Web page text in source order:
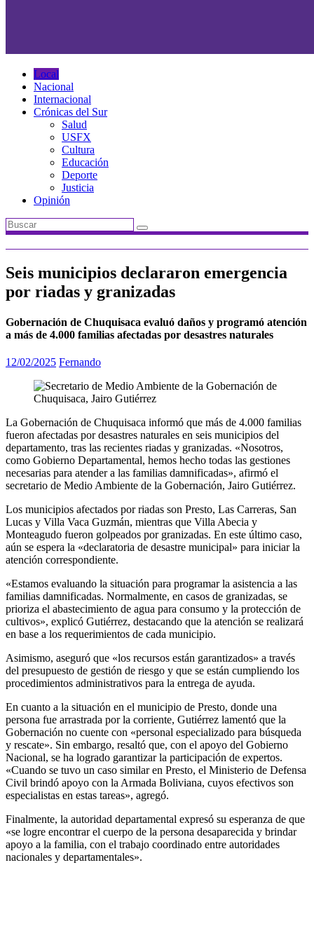
Local
Nacional
Internacional
Crónicas del Sur
Salud
USFX
Cultura
Educación
Deporte
Justicia
Opinión
Seis municipios declararon emergencia
por riadas y granizadas
Gobernación de Chuquisaca evaluó daños y programó atención
a más de 4.000 familias afectadas por desastres naturales
12/02/2025 Fernando
La Gobernación de Chuquisaca informó que más de 4.000 familias
fueron afectadas por desastres naturales en seis municipios del
departamento, tras las recientes riadas y granizadas. «Nosotros,
como Gobierno Departamental, hemos hecho todas las gestiones
necesarias para atender a las familias damnificadas», afirmó el
secretario de Medio Ambiente de la Gobernación, Jairo Gutiérrez.
Los municipios afectados por riadas son Presto, Las Carreras, San
Lucas y Villa Vaca Guzmán, mientras que Villa Abecia y
Monteagudo fueron golpeados por granizadas. En este último caso,
aún se espera la «declaratoria de desastre municipal» para iniciar la
atención correspondiente.
«Estamos evaluando la situación para programar la asistencia a las
familias damnificadas. Normalmente, en casos de granizadas, se
prioriza el abastecimiento de agua para consumo y la protección de
cultivos», explicó Gutiérrez, destacando que la atención se realizará
en base a los requerimientos de cada municipio.
Asimismo, aseguró que «los recursos están garantizados» a través
del presupuesto de gestión de riesgo y que se están cumpliendo los
procedimientos administrativos para la entrega de ayuda.
En cuanto a la situación en el municipio de Presto, donde una
persona fue arrastrada por la corriente, Gutiérrez lamentó que la
Gobernación no cuente con «personal especializado para búsqueda
y rescate». Sin embargo, resaltó que, con el apoyo del Gobierno
Nacional, se ha logrado garantizar la participación de expertos.
«Cuando se tuvo un caso similar en Presto, el Ministerio de Defensa
Civil brindó apoyo con la Armada Boliviana, cuyos efectivos son
especialistas en estas tareas», agregó.
Finalmente, la autoridad departamental expresó su esperanza de que
«se logre encontrar el cuerpo de la persona desaparecida y brindar
apoyo a la familia, con el trabajo coordinado entre autoridades
nacionales y departamentales».